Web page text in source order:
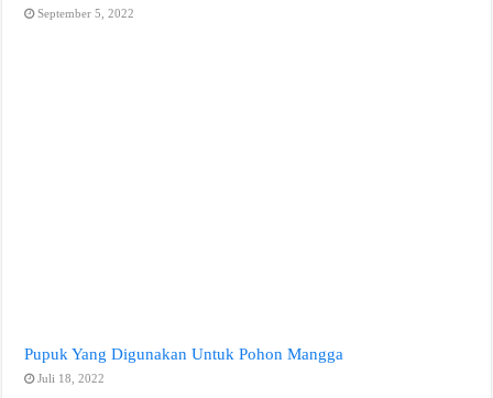
September 5, 2022
Pupuk Yang Digunakan Untuk Pohon Mangga
Juli 18, 2022